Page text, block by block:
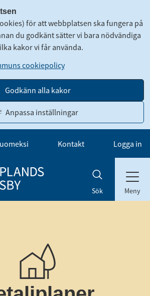
för att webbplatsen ska fungera på
du godkänt sätter vi bara nödvändiga
kakor vi får använda.
cookiepolicy
Godkänn alla kakor
Anpassa inställningar
Kontakt Logga in
Sök Meny